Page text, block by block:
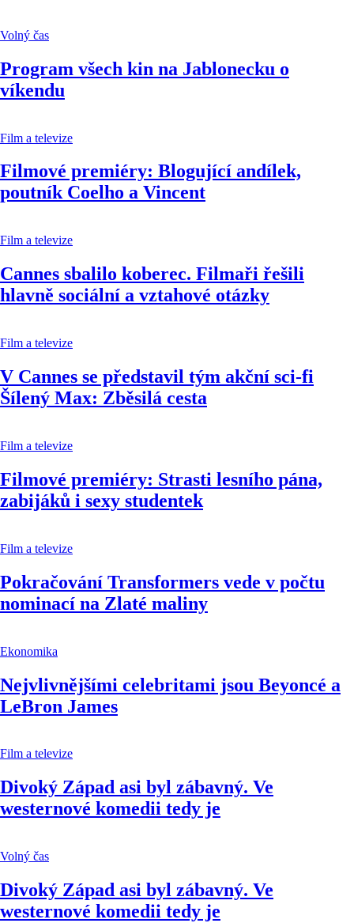
Volný čas
Program všech kin na Jablonecku o
víkendu
Film a televize
Filmové premiéry: Blogující andílek,
poutník Coelho a Vincent
Film a televize
Cannes sbalilo koberec. Filmaři řešili
hlavně sociální a vztahové otázky
Film a televize
V Cannes se představil tým akční sci-fi
Šílený Max: Zběsilá cesta
Film a televize
Filmové premiéry: Strasti lesního pána,
zabijáků i sexy studentek
Film a televize
Pokračování Transformers vede v počtu
nominací na Zlaté maliny
Ekonomika
Nejvlivnějšími celebritami jsou Beyoncé a
LeBron James
Film a televize
Divoký Západ asi byl zábavný. Ve
westernové komedii tedy je
Volný čas
Divoký Západ asi byl zábavný. Ve
westernové komedii tedy je